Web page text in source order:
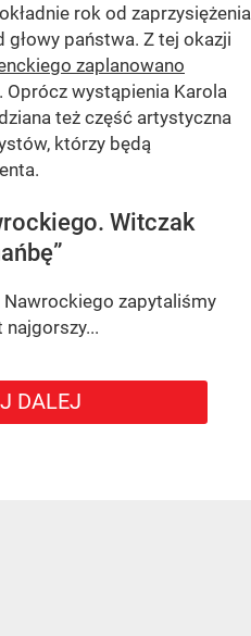
rok od zaprzysiężenia
państwa. Z tej okazji
zaplanowano
. Oprócz wystąpienia Karola
też część artystyczna
którzy będą
Witczak
Nawrockiego zapytaliśmy
DALEJ